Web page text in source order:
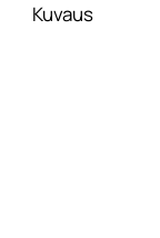
Kuvaus